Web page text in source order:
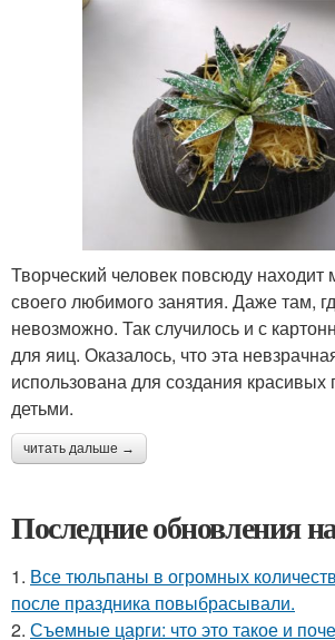
Творческий человек повсюду находит
своего любимого занятия. Даже там,
невозможно. Так случилось и с
для яиц. Оказалось, что эта
использована для создания красивых
детьми.
читать дальше →
Последние обновления
1. Все тюльпаны в огромных
после праздника повыбрасывали.
2. Съемные царги: что это такое и